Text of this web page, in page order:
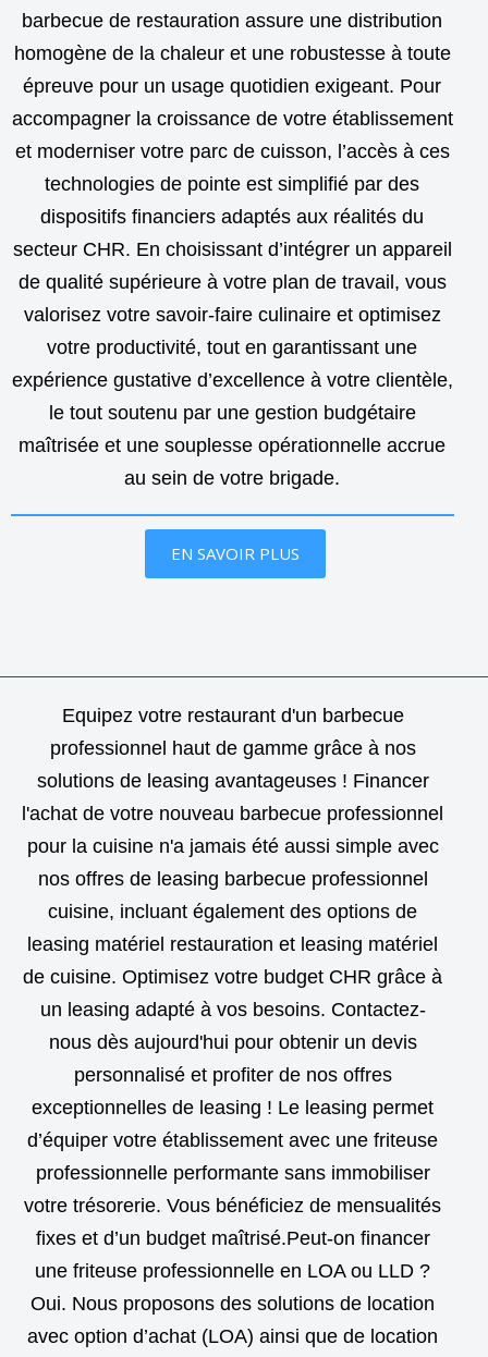
barbecue de restauration assure une distribution
homogène de la chaleur et une robustesse à toute
épreuve pour un usage quotidien exigeant. Pour
accompagner la croissance de votre établissement
et moderniser votre parc de cuisson, l’accès à ces
technologies de pointe est simplifié par des
dispositifs financiers adaptés aux réalités du
secteur CHR. En choisissant d’intégrer un appareil
de qualité supérieure à votre plan de travail, vous
valorisez votre savoir-faire culinaire et optimisez
votre productivité, tout en garantissant une
expérience gustative d’excellence à votre clientèle,
le tout soutenu par une gestion budgétaire
maîtrisée et une souplesse opérationnelle accrue
au sein de votre brigade.
EN SAVOIR PLUS
Equipez votre restaurant d'un barbecue
professionnel haut de gamme grâce à nos
solutions de leasing avantageuses ! Financer
l'achat de votre nouveau barbecue professionnel
pour la cuisine n'a jamais été aussi simple avec
nos offres de leasing barbecue professionnel
cuisine, incluant également des options de
leasing matériel restauration et leasing matériel
de cuisine. Optimisez votre budget CHR grâce à
un leasing adapté à vos besoins. Contactez-
nous dès aujourd'hui pour obtenir un devis
personnalisé et profiter de nos offres
exceptionnelles de leasing ! Le leasing permet
d’équiper votre établissement avec une friteuse
professionnelle performante sans immobiliser
votre trésorerie. Vous bénéficiez de mensualités
fixes et d’un budget maîtrisé.Peut-on financer
une friteuse professionnelle en LOA ou LLD ?
Oui. Nous proposons des solutions de location
avec option d’achat (LOA) ainsi que de location